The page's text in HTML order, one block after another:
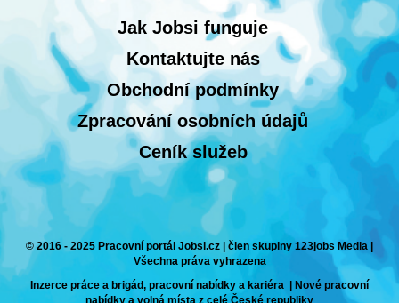
Jak Jobsi funguje
Kontaktujte nás
Obchodní podmínky
Zpracování osobních údajů
Ceník služeb
© 2016 - 2025 Pracovní portál Jobsi.cz | člen skupiny 123jobs Media |
Všechna práva vyhrazena
Inzerce práce a brigád, pracovní nabídky a kariéra | Nové pracovní
nabídky a volná místa z celé České republiky